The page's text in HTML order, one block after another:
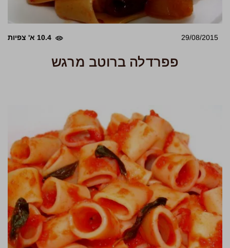
29/08/2015 10.4 א' צפיות
פפרדלה ברוטב מרגש